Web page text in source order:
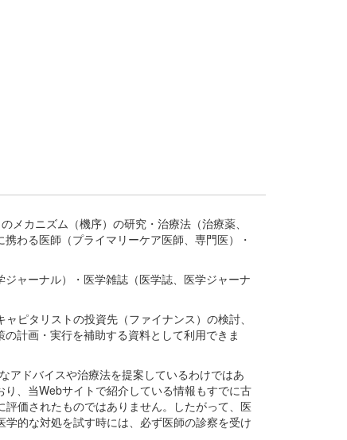
カニズム（機序）の研究・治療法（治療薬、
わる医師（プライマリーケア医師、専門医）・
ャーナル）・医学雑誌（医学誌、医学ジャーナ
ピタリストの投資先（ファイナンス）の検討、
計画・実行を補助する資料として利用できま
アドバイスや治療法を提案しているわけではあ
、当Webサイトで紹介している情報もすでに古
価されたものではありません。したがって、医
的な対処を試す時には、必ず医師の診察を受け